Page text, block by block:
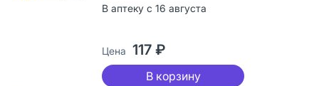
В аптеку с 16 августа
Цена 117 ₽
В корзину